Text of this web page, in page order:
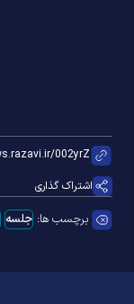
اشتراک گذاری
برچسب ها: جلسه